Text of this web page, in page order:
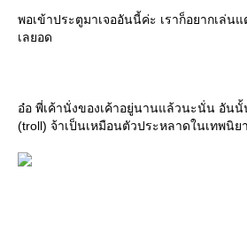
พอเข้าประตูมาเจออันนี้ค่ะ เราก็อยากเล่น
เลยอด
อ๋อ พี่เค้านั่งของเค้าอยู่นานแล้วนะนั่น อันนั้
(troll) จ้าเป็นเหมือนตัวประหลาดในเทพนิ